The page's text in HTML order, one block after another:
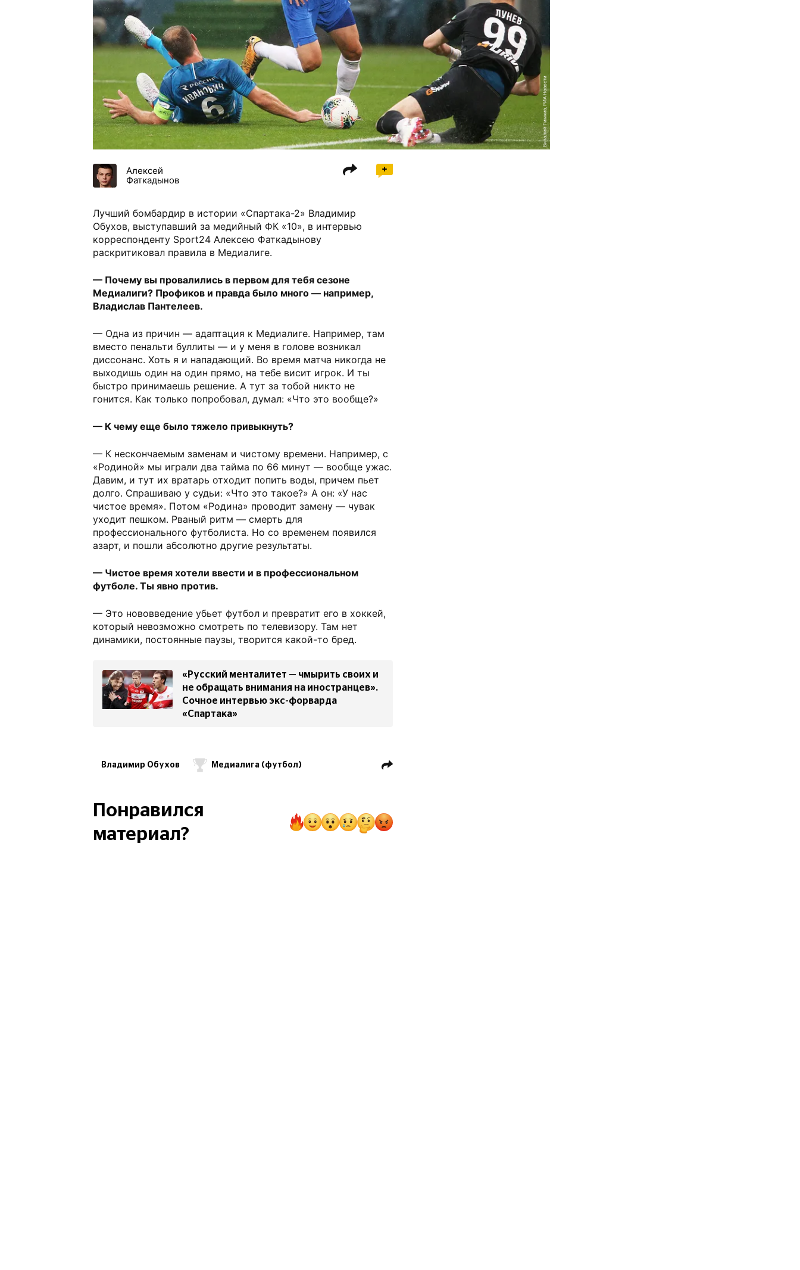
Виталий Тимкив, РИА Новости
Алексей
Фаткадынов
Лучший бомбардир в истории «Спартака-2» Владимир
Обухов, выступавший за медийный ФК «10», в интервью
корреспонденту Sport24 Алексею Фаткадынову
раскритиковал правила в Медиалиге.
— Почему вы провалились в первом для тебя сезоне
Медиалиги? Профиков и правда было много — например,
Владислав Пантелеев.
— Одна из причин — адаптация к Медиалиге. Например, там
вместо пенальти буллиты — и у меня в голове возникал
диссонанс. Хоть я и нападающий. Во время матча никогда не
выходишь один на один прямо, на тебе висит игрок. И ты
быстро принимаешь решение. А тут за тобой никто не
гонится. Как только попробовал, думал: «Что это вообще?»
— К чему еще было тяжело привыкнуть?
— К нескончаемым заменам и чистому времени. Например, с
«Родиной» мы играли два тайма по 66 минут — вообще ужас.
Давим, и тут их вратарь отходит попить воды, причем пьет
долго. Спрашиваю у судьи: «Что это такое?» А он: «У нас
чистое время». Потом «Родина» проводит замену — чувак
уходит пешком. Рваный ритм — смерть для
профессионального футболиста. Но со временем появился
азарт, и пошли абсолютно другие результаты.
— Чистое время хотели ввести и в профессиональном
футболе. Ты явно против.
— Это нововведение убьет футбол и превратит его в хоккей,
который невозможно смотреть по телевизору. Там нет
динамики, постоянные паузы, творится какой-то бред.
«Русский менталитет — чмырить своих и
не обращать внимания на иностранцев».
Сочное интервью экс-форварда
«Спартака»
Владимир Обухов Медиалига (футбол)
Понравился
материал?